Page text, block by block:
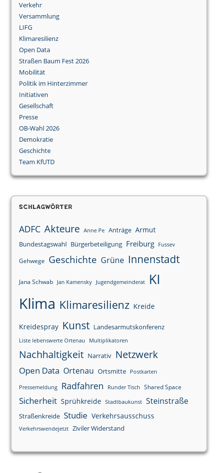
Verkehr
Versammlung
LIFG
Klimaresilienz
Open Data
Straßen Baum Fest 2026
Mobilität
Politik im Hinterzimmer
Initiativen
Gesellschaft
Presse
OB-Wahl 2026
Demokratie
Geschichte
Team KfUTD
Schlagwörter
ADFC Akteure Anne Pe Anträge Armut
Bundestagswahl Bürgerbeteiligung Freiburg Fussev
Gehwege Geschichte Grüne Innenstadt
Jana Schwab Jan Kamensky Jugendgemeinderat KI
Klima Klimaresilienz Kreide
Kreidespray Kunst Landesarmutskonferenz
Liste lebenswerte Ortenau Multiplikatoren
Nachhaltigkeit Narrativ Netzwerk
Open Data Ortenau Ortsmitte Postkarten
Pressemeldung Radfahren Runder Tisch Shared Space
Sicherheit Sprühkreide Stadtbaukunst Steinstraße
Straßenkreide Studie Verkehrsausschuss
Verkehrswendejetzt Ziviler Widerstand